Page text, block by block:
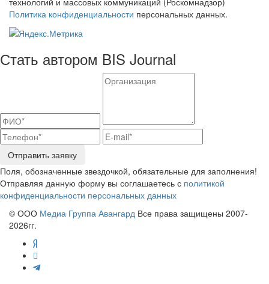
Политика конфиденциальности персональных данных.
Стать автором BIS Journal
Отправить заявку
Поля, обозначенные звездочкой, обязательные для заполнения!
Отправляя данную форму вы соглашаетесь с политикой
конфиденциальности персональных данных
© ООО Медиа Группа Авангард Все права защищены 2007-
2026гг.